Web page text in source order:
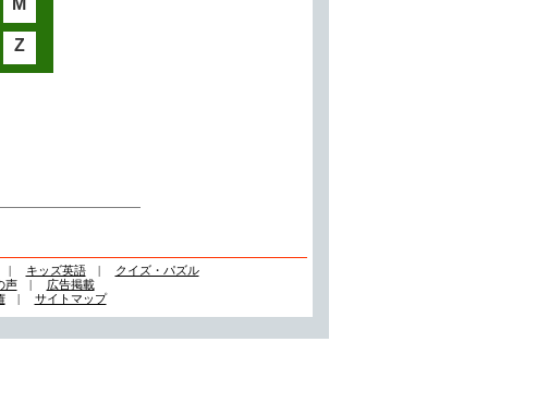
M
Z
キッズ英語|
クイズ・パズル
声|
広告掲載
| サイトマップ